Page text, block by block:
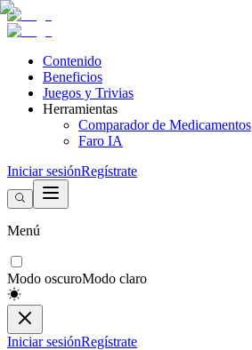
Contenido
Beneficios
Juegos y Trivias
Herramientas
Comparador de Medicamentos
Faro IA
Iniciar sesiónRegístrate
Menú
Modo oscuroModo claro
Iniciar sesiónRegístrate